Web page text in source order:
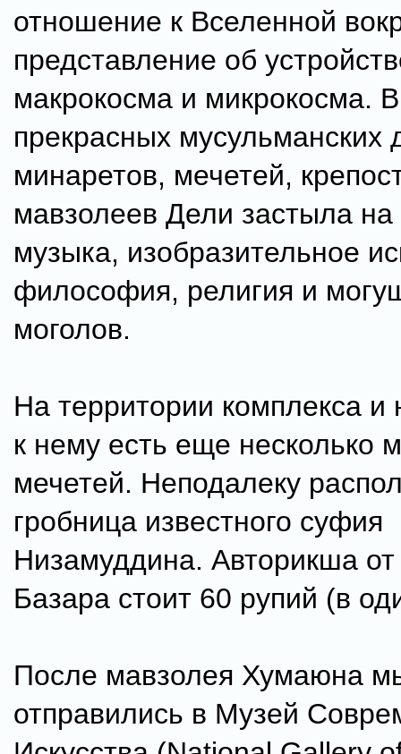
отношение к Вселенной
представление об
макрокосма и микрокосма.
прекрасных мусульманских
минаретов, мечетей,
мавзолеев Дели застыла на
музыка, изобразительное
философия, религия и
моголов.
На территории комплекса и
к нему есть еще несколько
мечетей. Неподалеку
гробница известного суфия
Низамуддина. Авторикша
Базара стоит 60 рупий (в
После мавзолея Хумаюна
отправились в Музей